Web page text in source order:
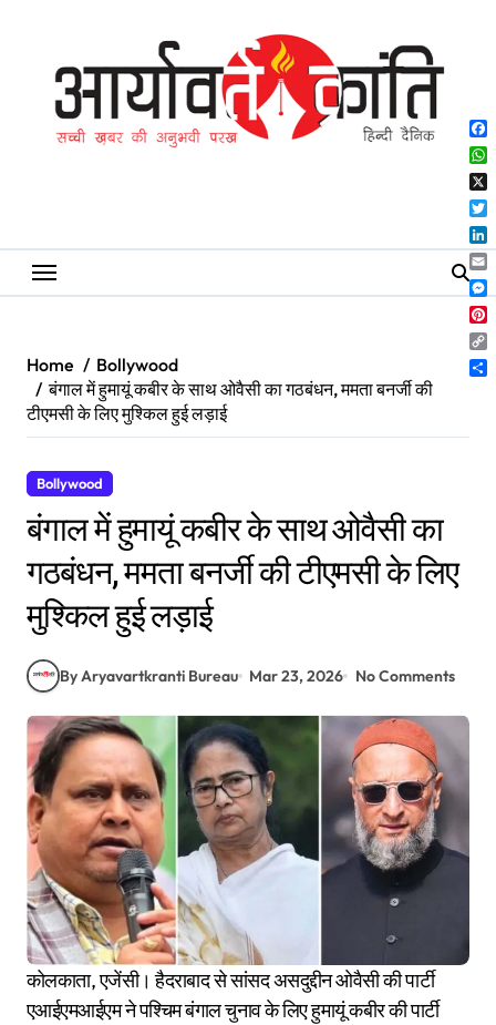
Home
Bollywood
बंगाल में हुमायूं कबीर के साथ ओवैसी का गठबंधन, ममता बनर्जी की
टीएमसी के लिए मुश्किल हुई लड़ाई
Bollywood
बंगाल में हुमायूं कबीर के साथ ओवैसी का
गठबंधन, ममता बनर्जी की टीएमसी के लिए
मुश्किल हुई लड़ाई
By Aryavartkranti Bureau Mar 23, 2026 No Comments
कोलकाता, एजेंसी। हैदराबाद से सांसद असदुद्दीन ओवैसी की पार्टी
एआईएमआईएम ने पश्चिम बंगाल चुनाव के लिए हुमायूं कबीर की पार्टी
X